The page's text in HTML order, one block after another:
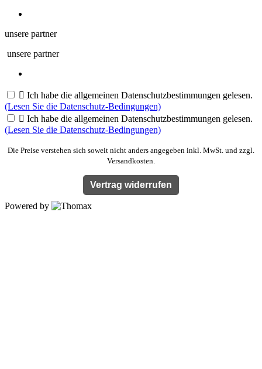
unsere partner
unsere partner
 Ich habe die allgemeinen Datenschutzbestimmungen gelesen.
(Lesen Sie die Datenschutz-Bedingungen)
 Ich habe die allgemeinen Datenschutzbestimmungen gelesen.
(Lesen Sie die Datenschutz-Bedingungen)
Die Preise verstehen sich soweit nicht anders angegeben inkl. MwSt. und zzgl.
Versandkosten.
Vertrag widerrufen
Powered by